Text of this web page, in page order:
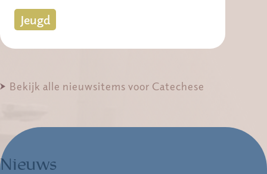
Jeugd
Bekijk alle nieuwsitems voor Catechese
Nieuws